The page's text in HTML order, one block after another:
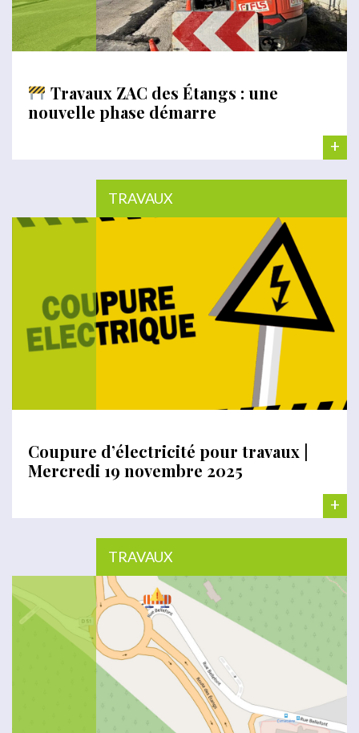
Travaux ZAC des Étangs : une
nouvelle phase démarre
+
TRAVAUX
Coupure d’électricité pour travaux |
Mercredi 19 novembre 2025
+
TRAVAUX